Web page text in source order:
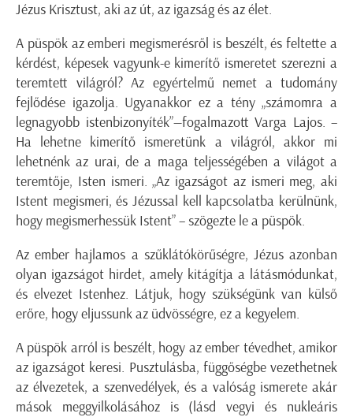
Jézus Krisztust, aki az út, az igazság és az élet.
A püspök az emberi megismerésről is beszélt, és feltette a
kérdést, képesek vagyunk-e kimerítő ismeretet szerezni a
teremtett világról? Az egyértelmű nemet a tudomány
fejlődése igazolja. Ugyanakkor ez a tény „számomra a
legnagyobb istenbizonyíték”—fogalmazott Varga Lajos. –
Ha lehetne kimerítő ismeretünk a világról, akkor mi
lehetnénk az urai, de a maga teljességében a világot a
teremtője, Isten ismeri. „Az igazságot az ismeri meg, aki
Istent megismeri, és Jézussal kell kapcsolatba kerülnünk,
hogy megismerhessük Istent” – szögezte le a püspök.
Az ember hajlamos a szűklátókörűségre, Jézus azonban
olyan igazságot hirdet, amely kitágítja a látásmódunkat,
és elvezet Istenhez. Látjuk, hogy szükségünk van külső
erőre, hogy eljussunk az üdvösségre, ez a kegyelem.
A püspök arról is beszélt, hogy az ember tévedhet, amikor
az igazságot keresi. Pusztulásba, függőségbe vezethetnek
az élvezetek, a szenvedélyek, és a valóság ismerete akár
mások meggyilkolásához is (lásd vegyi és nukleáris